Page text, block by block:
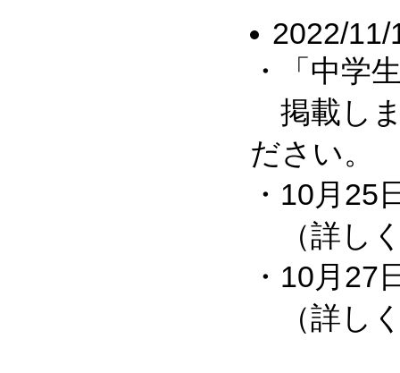
2022/11/
・「中学
掲載し
ださい。
・10月
（詳し
・10月
（詳し